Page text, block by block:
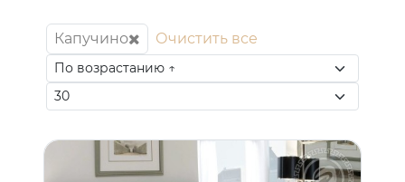
Капучино Очистить все